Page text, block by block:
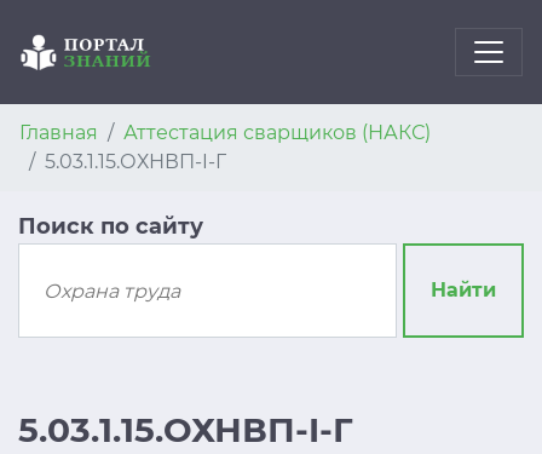
Главная
Аттестация сварщиков (НАКС)
5.03.1.15.ОХНВП-I-Г
Поиск по сайту
Найти
5.03.1.15.ОХНВП-I-Г